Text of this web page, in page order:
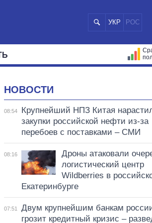
УКР РОС
НОВОСТИ
08:54
Крупнейший НПЗ Китая
закупки российской нефти из-за
перебоев с поставками – СМИ
08:16
Дроны атаковали
логистический центр
Wildberries в
Екатеринбурге
07:51
Двум крупнейшим банкам
грозит кредитный кризис –